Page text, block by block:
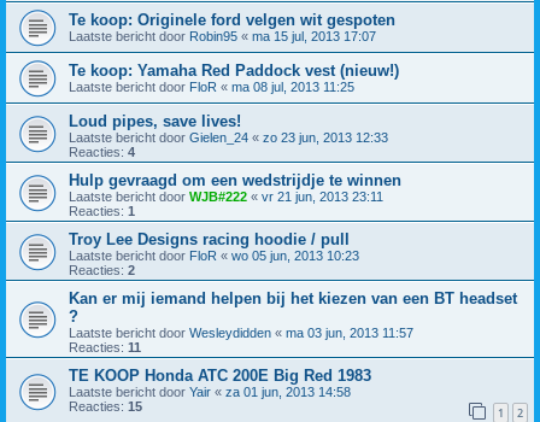
Te koop: Originele ford velgen wit gespoten
Laatste bericht door Robin95 « ma 15 jul, 2013 17:07
Te koop: Yamaha Red Paddock vest (nieuw!)
Laatste bericht door FloR « ma 08 jul, 2013 11:25
Loud pipes, save lives!
Laatste bericht door Gielen_24 « zo 23 jun, 2013 12:33
Reacties: 4
Hulp gevraagd om een wedstrijdje te winnen
Laatste bericht door WJB#222 « vr 21 jun, 2013 23:11
Reacties: 1
Troy Lee Designs racing hoodie / pull
Laatste bericht door FloR « wo 05 jun, 2013 10:23
Reacties: 2
Kan er mij iemand helpen bij het kiezen van een BT headset
?
Laatste bericht door Wesleydidden « ma 03 jun, 2013 11:57
Reacties: 11
TE KOOP Honda ATC 200E Big Red 1983
Laatste bericht door Yair « za 01 jun, 2013 14:58
Reacties: 15 1 2